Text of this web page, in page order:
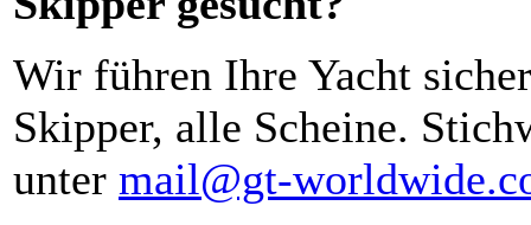
Wir führen Ihre Yacht
Skipper, alle Scheine.
unter mail@gt-